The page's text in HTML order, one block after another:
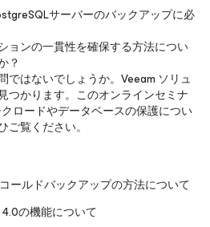
になるには、ご登録をお願いし
ます
サーバーのバックアップに必
ョンの一貫性を確保する方法につい
？
ではないでしょうか‍。Veeam ソリュ
つかります‍。このオンラインセミナ
ロードやデータベースの保護につい
覧ください‍。
ールドバックアップの方法について
の機能について